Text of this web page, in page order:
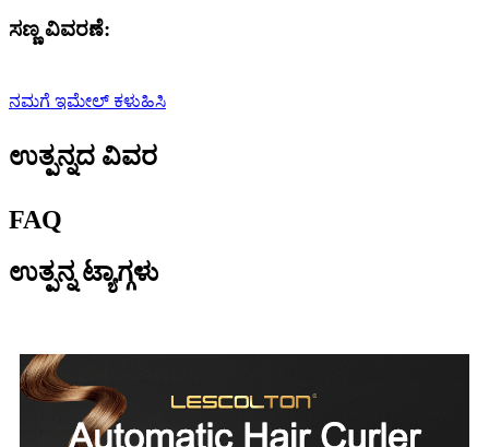
ಸಣ್ಣ ವಿವರಣೆ:
ನಮಗೆ ಇಮೇಲ್ ಕಳುಹಿಸಿ
ಉತ್ಪನ್ನದ ವಿವರ
FAQ
ಉತ್ಪನ್ನ ಟ್ಯಾಗ್ಗಳು